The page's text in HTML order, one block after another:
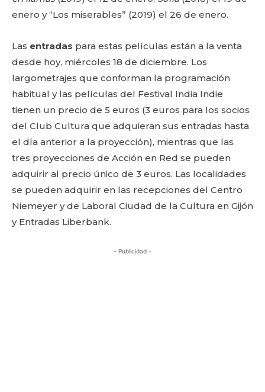
enero y “Los miserables” (2019) el 26 de enero.
Las entradas para estas películas están a la venta
desde hoy, miércoles 18 de diciembre. Los
largometrajes que conforman la programación
habitual y las películas del Festival India Indie
tienen un precio de 5 euros (3 euros para los socios
del Club Cultura que adquieran sus entradas hasta
el día anterior a la proyección), mientras que las
tres proyecciones de Acción en Red se pueden
adquirir al precio único de 3 euros. Las localidades
se pueden adquirir en las recepciones del Centro
Niemeyer y de Laboral Ciudad de la Cultura en Gijón
y Entradas Liberbank.
- Publicidad -